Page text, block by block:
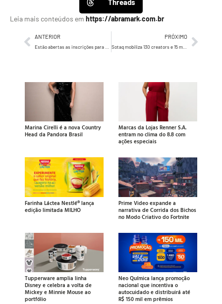
Threads
Leia mais conteúdos em https://abramark.com.br
ANTERIOR PRÓXIMO
Sotaq mobiliza 130 creators e 15 marcas no São João 2026 em 16 praças do Nordeste
Marina Cirelli é a nova Country
Head da Pandora Brasil
Marcas da Lojas Renner S.A.
entram no clima do 8.8 com
ações especiais
Farinha Láctea Nestlé® lança
edição limitada MILHO
Prime Video expande a
narrativa de Corrida dos Bichos
no Modo Criativo do Fortnite
Tupperware amplia linha
Disney e celebra a volta de
Mickey e Minnie Mouse ao
portfólio
Neo Química lança promoção
nacional que incentiva o
autocuidado e distribuirá até
R$ 150 mil em prêmios